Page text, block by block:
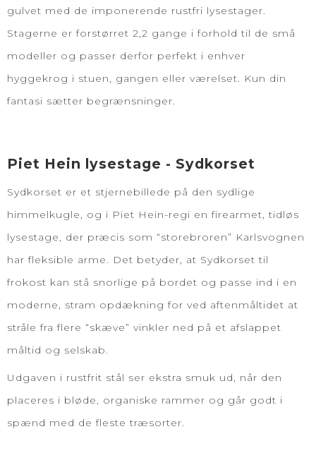
gulvet med de imponerende rustfri lysestager.
Stagerne er forstørret 2,2 gange i forhold til de små
modeller og passer derfor perfekt i enhver
hyggekrog i stuen, gangen eller værelset. Kun din
fantasi sætter begrænsninger.
Piet Hein lysestage - Sydkorset
Sydkorset er et stjernebillede på den sydlige
himmelkugle, og i Piet Hein-regi en firearmet, tidløs
lysestage, der præcis som “storebroren” Karlsvognen
har fleksible arme. Det betyder, at Sydkorset til
frokost kan stå snorlige på bordet og passe ind i en
moderne, stram opdækning for ved aftenmåltidet at
stråle fra flere “skæve” vinkler ned på et afslappet
måltid og selskab.
Udgaven i rustfrit stål ser ekstra smuk ud, når den
placeres i bløde, organiske rammer og går godt i
spænd med de fleste træsorter.